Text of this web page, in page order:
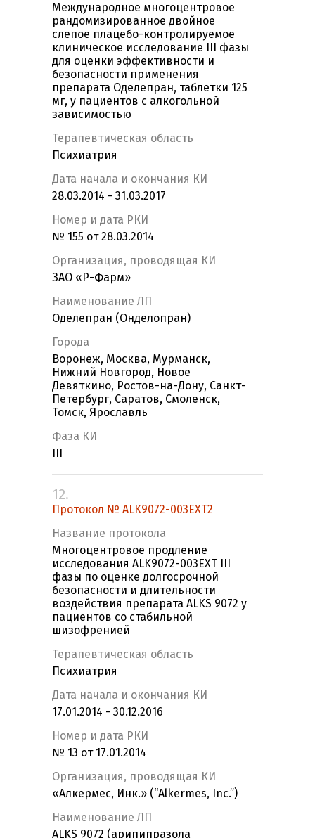
Международное многоцентровое
рандомизированное двойное
слепое плацебо-контролируемое
клиническое исследование III фазы
для оценки эффективности и
безопасности применения
препарата Оделепран, таблетки 125
мг, у пациентов с алкогольной
зависимостью
Терапевтическая область
Психиатрия
Дата начала и окончания КИ
28.03.2014 - 31.03.2017
Номер и дата РКИ
№ 155 от 28.03.2014
Организация, проводящая КИ
ЗАО «Р-Фарм»
Наименование ЛП
Оделепран (Онделопран)
Города
Воронеж, Москва, Мурманск,
Нижний Новгород, Новое
Девяткино, Ростов-на-Дону, Санкт-
Петербург, Саратов, Смоленск,
Томск, Ярославль
Фаза КИ
12.
Протокол № ALK9072-003EXT2
Название протокола
Многоцентровое продление
исследования ALK9072-003EXT III
фазы по оценке долгосрочной
безопасности и длительности
воздействия препарата ALKS 9072 у
пациентов со стабильной
шизофренией
Терапевтическая область
Психиатрия
Дата начала и окончания КИ
17.01.2014 - 30.12.2016
Номер и дата РКИ
№ 13 от 17.01.2014
Организация, проводящая КИ
«Алкермес, Инк.» (“Alkermes, Inc.”)
Наименование ЛП
ALKS 9072 (арипипразола